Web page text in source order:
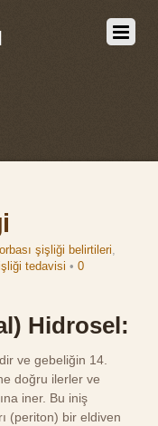
şişliği belirtileri,
tedavisi •0
Hidrosel:
ve gebeliğin 14.
doğru ilerler ve
iner. Bu iniş
(periton) bir eldiven